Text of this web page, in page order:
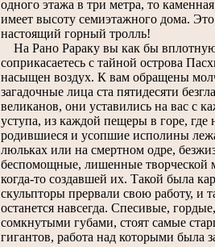
одного этажа в три метра, то каменная
имеет высоту семиэтажного дома.
настоящий горный тролль!
На Рано Рараку вы как бы
соприкасаетесь с тайной острова
насыщен воздух. К вам обращены
загадочные лица ста пятидесяти
великанов, они уставились на вас с
уступа, из каждой пещеры в горе, где
родившиеся и усопшие исполины
люльках или на смертном одре,
беспомощные, лишенные творческой
когда-то создавшей их. Такой была
скульпторы прервали свою работу, и
останется навсегда. Спесивые,
сомкнутыми губами, стоят самые
гигантов, работа над которыми была